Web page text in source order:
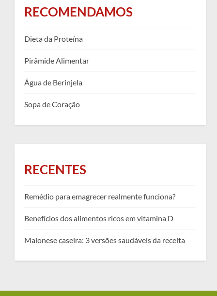
RECOMENDAMOS
Dieta da Proteína
Pirâmide Alimentar
Água de Berinjela
Sopa de Coração
RECENTES
Remédio para emagrecer realmente funciona?
Benefícios dos alimentos ricos em vitamina D
Maionese caseira: 3 versões saudáveis da receita